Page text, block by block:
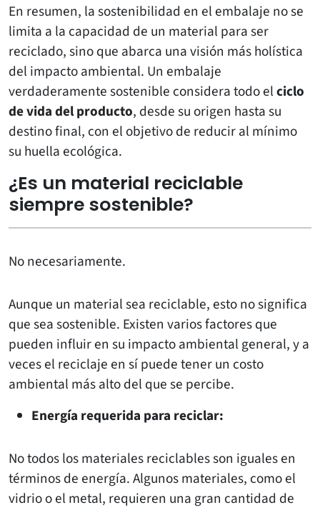
En resumen, la sostenibilidad en el embalaje no se
limita a la capacidad de un material para ser
reciclado, sino que abarca una visión más holística
del impacto ambiental. Un embalaje
verdaderamente sostenible considera todo elciclo
de vida del producto, desde su origen hasta su
destino final, con el objetivo de reducir al mínimo
su huella ecológica.
¿Es un material reciclable
siempre sostenible?
No necesariamente.
Aunque un material sea reciclable, esto no significa
que sea sostenible. Existen varios factores que
pueden influir en su impacto ambiental general, y a
veces el reciclaje en sí puede tener un costo
ambiental más alto del que se percibe.
Energía requerida para reciclar:
No todos los materiales reciclables son iguales en
términos de energía. Algunos materiales, como el
vidrio o el metal, requieren una gran cantidad de